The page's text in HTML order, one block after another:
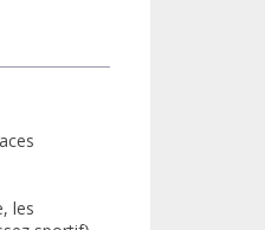
les